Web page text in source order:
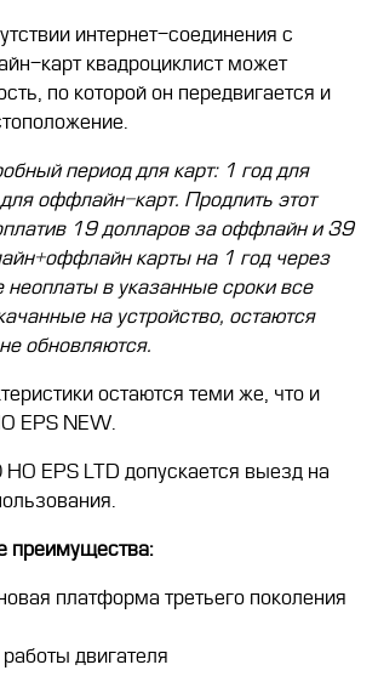
интернет-соединения с
карт квадроциклист может
по которой он передвигается и
период для карт: 1 год для
оффлайн-карт. Продлить этот
19 долларов за оффлайн и 39
карты на 1 год через
неоплаты в указанные сроки все
на устройство, остаются
обновляются.
остаются теми же, что и
EPS NEW.
EPS LTD допускается выезд на
преимущества:
платформа третьего поколения
двигателя